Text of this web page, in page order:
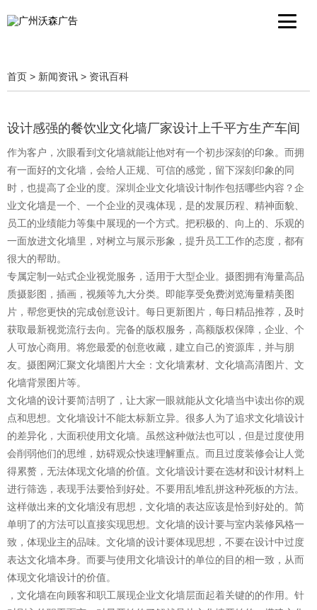
首页 > 新闻资讯 > 资讯百科
设计感强的餐饮业文化墙厂家设计上千平方生产车间
作为客户，次眼看到文化墙就能让他对有一个初步深刻的印象。而拥
有一面好的文化墙，会给人正规、可信的感觉，留下深刻印象的同
时，也提高了企业的度。深圳企业文化墙设计制作包括哪些内容？企
业文化墙是一个、一个企业的灵魂体现，是的发展历程、精神面貌、
员工的业绩能力等集中展现的一个方式。把积极的、向上的、乐观的
一面放进文化墙里，对树立与展示形象，提升员工工作的态度，都有
很大的帮助。
专属定制一站式企业视觉服务，适用于大型企业。摄图拥有海量高品
质摄影图，插画，视频等九大分类。即能享受免费浏览海量精美图
片，帮您更快的完成创意设计。每日更新图片，每日精品推荐，及时
获取最新视觉流行去向。完备的版权服务，高额版权保障，企业、个
人可放心商用。将您最爱的创意收藏，建立自己的资源库，并与朋
友。摄图网汇聚文化墙图片大全：文化墙素材、文化墙高清图片、文
化墙背景图片等。
文化墙的设计要简洁明了，让大家一眼就能从文化墙当中读出你的观
点和思想。文化墙设计不能太标新立异。很多人为了追求文化墙设计
的差异化，大面积使用文化墙。虽然这种做法也可以，但是过度使用
会削弱他们的思维，妨碍观众快速理解重点。而且过度装修会让人觉
得累赘，无法体现文化墙的价值。文化墙设计要在选材和设计材料上
进行筛选，表现手法要恰到好处。不要用乱堆乱拼这种死板的方法。
这样做出来的文化墙没有思想，文化墙的表达应该是恰到好处的。简
单明了的方法可以直接实现思想。文化墙的设计要与室内装修风格一
致，体现业主的品味。文化墙的设计要体现思想，不要在设计中过度
表达文化墙本身。而要与使用文化墙设计的单位的目的相一致，从而
体现文化墙设计的价值。
，文化墙在向顾客和职工展现企业文化墙层面起着关键的的作用。针